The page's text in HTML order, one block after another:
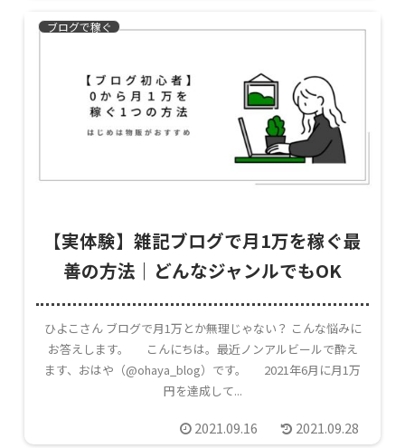
ブログで稼ぐ
【実体験】雑記ブログで月1万を稼ぐ最
善の方法｜どんなジャンルでもOK
ひよこさん ブログで月1万とか無理じゃない？ こんな悩みに
お答えします。 こんにちは。最近ノンアルビールで酔え
ます、おはや（@ohaya_blog）です。 2021年6月に月1万
円を達成して...
2021.09.16 2021.09.28